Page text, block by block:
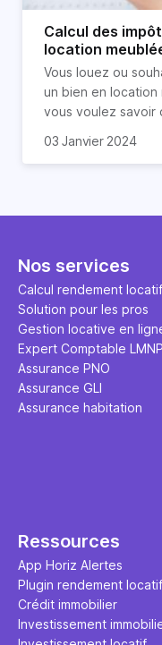
Calcul des
location
comment ça se
Vous louez ou
un bien en location
vous voulez savoir
type de location ?
cet article tout ce
savoir sur
location meublée,
l’année,
vacancière ou pour
étudiants.
03 Janvier 2024
Nos services
Calcul rendement locatif
Solution pour les pros
Gestion locative en
Expert Comptable LMNP
Assurance PNO
Assurance GLI
Assurance habitation
Ressources
App Horiz Alertes
Plugin rendement locatif
Crédit immobilier
Investissement